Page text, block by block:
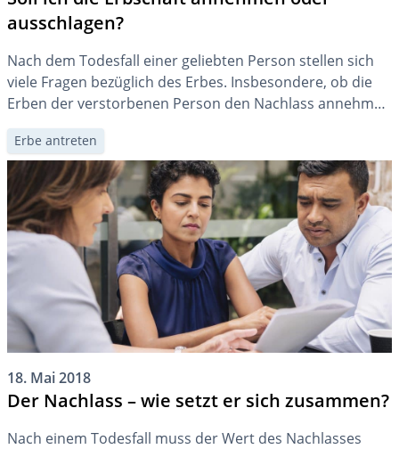
ausschlagen?
Nach dem Todesfall einer geliebten Person stellen sich
viele Fragen bezüglich des Erbes. Insbesondere, ob die
Erben der verstorbenen Person den Nachlass annehmen
oder ausschlagen sollen. Für die Beantwortung dieser
Frage stehen das öffentliche Inventar und die amtliche
Liquidation zur Verfügung.
Erbe antreten
18. Mai 2018
Der Nachlass – wie setzt er sich zusammen?
Nach einem Todesfall muss der Wert des Nachlasses